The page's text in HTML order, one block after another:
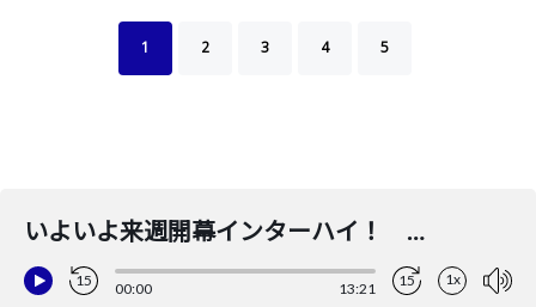
1 2 3 4 5
いよいよ来週開幕インターハイ！ 那覇西高校陸上部から注目のとうてき競技３人を紹介
15 00:00 13:21 15 1x